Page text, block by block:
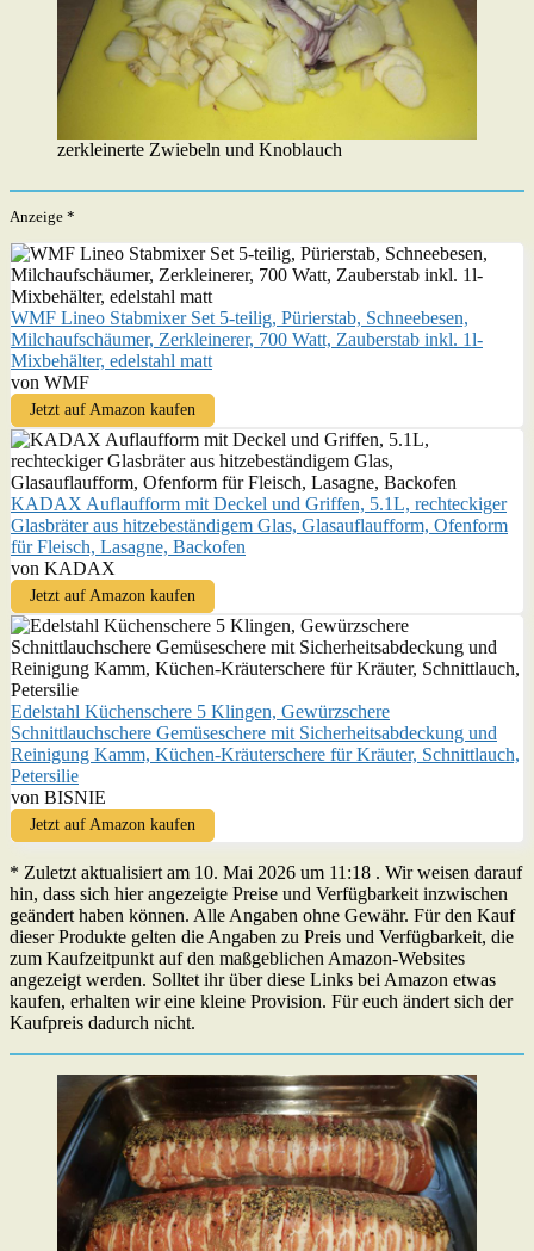
zerkleinerte Zwiebeln und Knoblauch
Anzeige *
WMF Lineo Stabmixer Set 5-teilig, Pürierstab, Schneebesen,
Milchaufschäumer, Zerkleinerer, 700 Watt, Zauberstab inkl. 1l-
Mixbehälter, edelstahl matt
von WMF
Jetzt auf Amazon kaufen
KADAX Auflaufform mit Deckel und Griffen, 5.1L, rechteckiger
Glasbräter aus hitzebeständigem Glas, Glasauflaufform, Ofenform
für Fleisch, Lasagne, Backofen
von KADAX
Jetzt auf Amazon kaufen
Edelstahl Küchenschere 5 Klingen, Gewürzschere
Schnittlauchschere Gemüseschere mit Sicherheitsabdeckung und
Reinigung Kamm, Küchen-Kräuterschere für Kräuter, Schnittlauch,
Petersilie
von BISNIE
Jetzt auf Amazon kaufen
* Zuletzt aktualisiert am 10. Mai 2026 um 11:18 . Wir weisen darauf
hin, dass sich hier angezeigte Preise und Verfügbarkeit inzwischen
geändert haben können. Alle Angaben ohne Gewähr. Für den Kauf
dieser Produkte gelten die Angaben zu Preis und Verfügbarkeit, die
zum Kaufzeitpunkt auf den maßgeblichen Amazon-Websites
angezeigt werden. Solltet ihr über diese Links bei Amazon etwas
kaufen, erhalten wir eine kleine Provision. Für euch ändert sich der
Kaufpreis dadurch nicht.